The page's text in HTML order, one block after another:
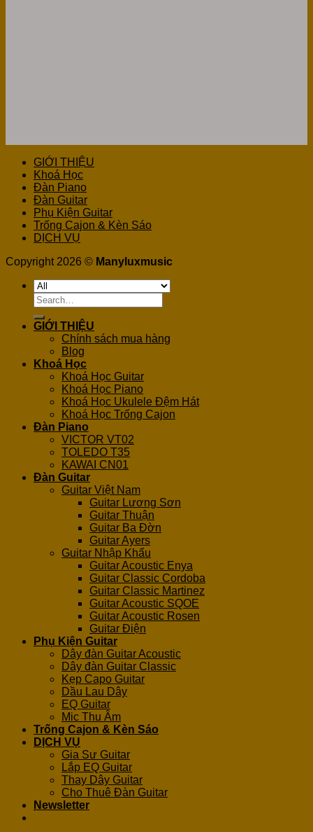
GIỚI THIỆU
Khoá Học
Đàn Piano
Đàn Guitar
Phụ Kiện Guitar
Trống Cajon & Kèn Sáo
DỊCH VỤ
Copyright 2026 © Manyluxmusic
Search
for:
GIỚI THIỆU
Chính sách mua hàng
Blog
Khoá Học
Khoá Học Guitar
Khoá Học Piano
Khoá Học Ukulele Đệm Hát
Khoá Học Trống Cajon
Đàn Piano
VICTOR VT02
TOLEDO T35
KAWAI CN01
Đàn Guitar
Guitar Việt Nam
Guitar Lương Sơn
Guitar Thuận
Guitar Ba Đờn
Guitar Ayers
Guitar Nhập Khẩu
Guitar Acoustic Enya
Guitar Classic Cordoba
Guitar Classic Martinez
Guitar Acoustic SQOE
Guitar Acoustic Rosen
Guitar Điện
Phụ Kiện Guitar
Dây đàn Guitar Acoustic
Dây đàn Guitar Classic
Kẹp Capo Guitar
Dầu Lau Dây
EQ Guitar
Mic Thu Âm
Trống Cajon & Kèn Sáo
DỊCH VỤ
Gia Sư Guitar
Lắp EQ Guitar
Thay Dây Guitar
Cho Thuê Đàn Guitar
Newsletter